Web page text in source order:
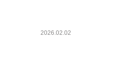
2026.02.02